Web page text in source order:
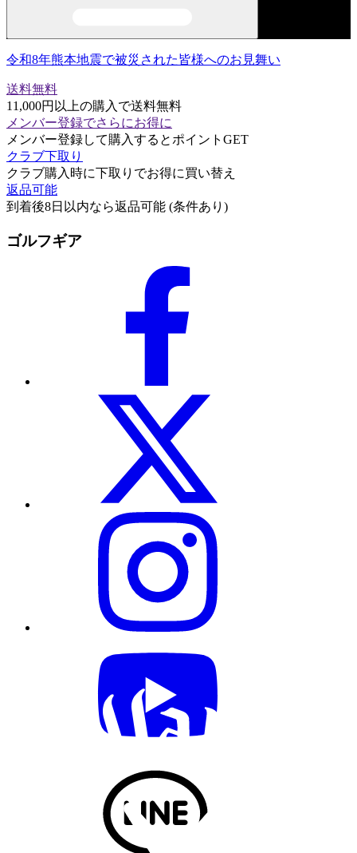
令和8年熊本地震で被災された皆様へのお見舞い
送料無料
11,000円以上の購入で送料無料
メンバー登録でさらにお得に
メンバー登録して購入するとポイントGET
クラブ下取り
クラブ購入時に下取りでお得に買い替え
返品可能
到着後8日以内なら返品可能 (条件あり)
ゴルフギア